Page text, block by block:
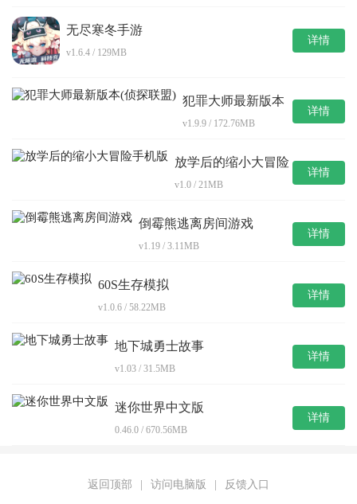
无尽寒冬手游
v1.6.4 / 129MB
详情
犯罪大师最新版本
v1.9.9 / 172.76MB
详情
放学后的缩小大冒险
v1.0 / 21MB
详情
倒霉熊逃离房间游戏
v1.19 / 3.11MB
详情
60S生存模拟
v1.0.6 / 58.22MB
详情
地下城勇士故事
v1.03 / 31.5MB
详情
迷你世界中文版
0.46.0 / 670.56MB
详情
返回顶部 | 访问电脑版 | 反馈入口